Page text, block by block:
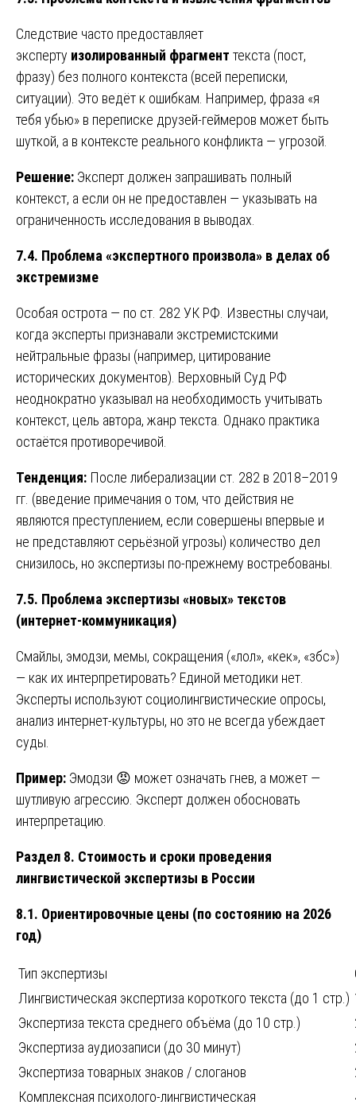
Следствие часто предоставляет
эксперту изолированный фрагмент текста (пост,
фразу) без полного контекста (всей переписки,
ситуации). Это ведёт к ошибкам. Например, фраза «я
тебя убью» в переписке друзей-геймеров может быть
шуткой, а в контексте реального конфликта — угрозой.
Решение: Эксперт должен запрашивать полный
контекст, а если он не предоставлен — указывать на
ограниченность исследования в выводах.
7.4. Проблема «экспертного произвола» в делах об
экстремизме
Особая острота — по ст. 282 УК РФ. Известны случаи,
когда эксперты признавали экстремистскими
нейтральные фразы (например, цитирование
исторических документов). Верховный Суд РФ
неоднократно указывал на необходимость учитывать
контекст, цель автора, жанр текста. Однако практика
остаётся противоречивой.
Тенденция: После либерализации ст. 282 в 2018–2019
гг. (введение примечания о том, что действия не
являются преступлением, если совершены впервые и
не представляют серьёзной угрозы) количество дел
снизилось, но экспертизы по-прежнему востребованы.
7.5. Проблема экспертизы «новых» текстов
(интернет-коммуникация)
Смайлы, эмодзи, мемы, сокращения («лол», «кек», «збс»)
— как их интерпретировать? Единой методики нет.
Эксперты используют социолингвистические опросы,
анализ интернет-культуры, но это не всегда убеждает
суды.
Пример: Эмодзи 😡 может означать гнев, а может —
шутливую агрессию. Эксперт должен обосновать
интерпретацию.
Раздел 8. Стоимость и сроки проведения
лингвистической экспертизы в России
8.1. Ориентировочные цены (по состоянию на 2026
год)
Тип экспертизы
Лингвистическая экспертиза короткого текста (до 1 стр.)
Экспертиза текста среднего объёма (до 10 стр.)
Экспертиза аудиозаписи (до 30 минут)
Экспертиза товарных знаков / слоганов
Комплексная психолого-лингвистическая